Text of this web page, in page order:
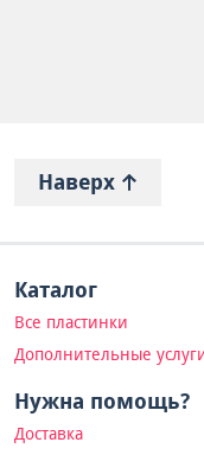
Наверх
Каталог
Все пластинки
Дополнительные
Нужна помощь?
Доставка